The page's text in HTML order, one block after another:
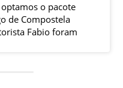
o pacote
de Compostela
Fabio foram